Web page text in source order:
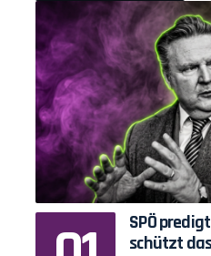
SPÖ
schützt